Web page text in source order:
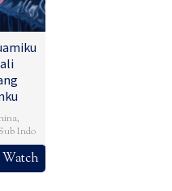
,
Indo
Watch